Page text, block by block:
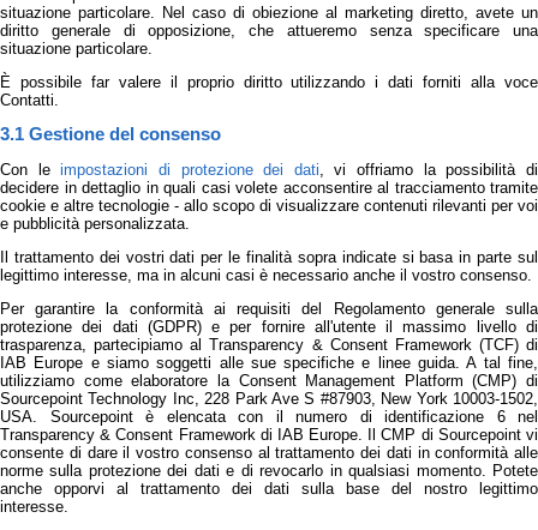
situazione particolare. Nel caso di obiezione al marketing diretto, avete un
diritto generale di opposizione, che attueremo senza specificare una
situazione particolare.
È possibile far valere il proprio diritto utilizzando i dati forniti alla voce
Contatti.
3.1 Gestione del consenso
Con leimpostazioni di protezione dei dati, vi offriamo la possibilità di
decidere in dettaglio in quali casi volete acconsentire al tracciamento tramite
cookie e altre tecnologie - allo scopo di visualizzare contenuti rilevanti per voi
e pubblicità personalizzata.
Il trattamento dei vostri dati per le finalità sopra indicate si basa in parte sul
legittimo interesse, ma in alcuni casi è necessario anche il vostro consenso.
Per garantire la conformità ai requisiti del Regolamento generale sulla
protezione dei dati (GDPR) e per fornire all'utente il massimo livello di
trasparenza, partecipiamo al Transparency & Consent Framework (TCF) di
IAB Europe e siamo soggetti alle sue specifiche e linee guida. A tal fine,
utilizziamo come elaboratore la Consent Management Platform (CMP) di
Sourcepoint Technology Inc, 228 Park Ave S #87903, New York 10003-1502,
USA. Sourcepoint è elencata con il numero di identificazione 6 nel
Transparency & Consent Framework di IAB Europe. Il CMP di Sourcepoint vi
consente di dare il vostro consenso al trattamento dei dati in conformità alle
norme sulla protezione dei dati e di revocarlo in qualsiasi momento. Potete
anche opporvi al trattamento dei dati sulla base del nostro legittimo
interesse.